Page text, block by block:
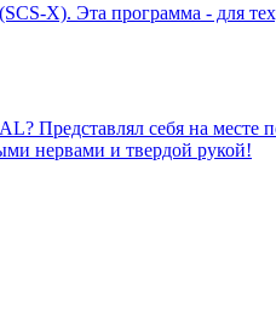
X). Эта программа - для
Представлял себя на месте
нервами и твердой рукой!